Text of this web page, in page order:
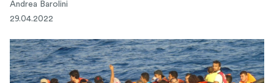
Andrea Barolini
29.04.2022